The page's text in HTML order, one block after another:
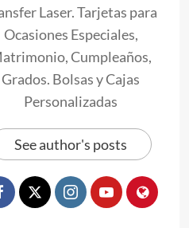
Laser. Tarjetas para
Ocasiones Especiales,
Cumpleaños,
Grados. Bolsas y Cajas
Personalizadas
See author's posts